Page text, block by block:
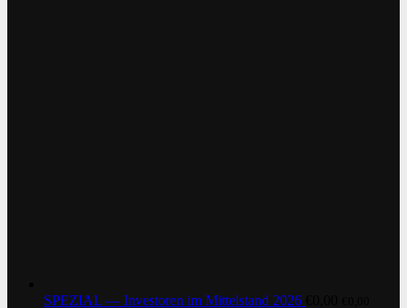
SPEZIAL — Investoren im Mittelstand 2026